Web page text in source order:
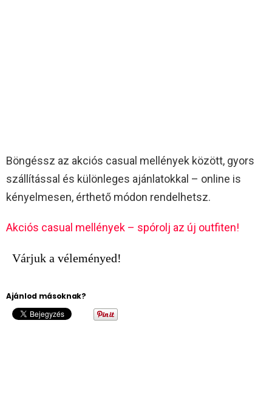
Böngéssz az akciós casual mellények között, gyors
szállítással és különleges ajánlatokkal – online is
kényelmesen, érthető módon rendelhetsz.
Akciós casual mellények – spórolj az új outfiten!
Várjuk a véleményed!
Ajánlod másoknak?